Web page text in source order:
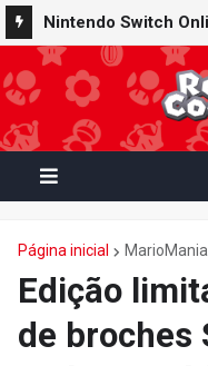
Nintendo Switch
Mario Paint (SNES)
(GBA)
Página inicial MarioMania
Edição
de broches